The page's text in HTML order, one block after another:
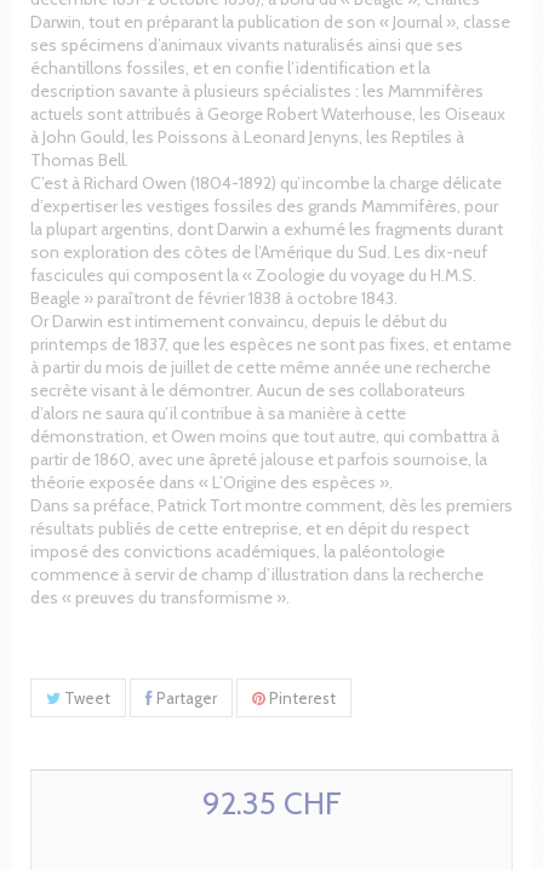
Darwin, tout en préparant la publication de son « Journal », classe
ses spécimens d’animaux vivants naturalisés ainsi que ses
échantillons fossiles, et en confie l’identification et la
description savante à plusieurs spécialistes : les Mammifères
actuels sont attribués à George Robert Waterhouse, les Oiseaux
à John Gould, les Poissons à Leonard Jenyns, les Reptiles à
Thomas Bell.
C’est à Richard Owen (1804-1892) qu’incombe la charge délicate
d’expertiser les vestiges fossiles des grands Mammifères, pour
la plupart argentins, dont Darwin a exhumé les fragments durant
son exploration des côtes de l’Amérique du Sud. Les dix-neuf
fascicules qui composent la « Zoologie du voyage du H.M.S.
Beagle » paraîtront de février 1838 à octobre 1843.
Or Darwin est intimement convaincu, depuis le début du
printemps de 1837, que les espèces ne sont pas fixes, et entame
à partir du mois de juillet de cette même année une recherche
secrète visant à le démontrer. Aucun de ses collaborateurs
d’alors ne saura qu’il contribue à sa manière à cette
démonstration, et Owen moins que tout autre, qui combattra à
partir de 1860, avec une âpreté jalouse et parfois sournoise, la
théorie exposée dans « L’Origine des espèces ».
Dans sa préface, Patrick Tort montre comment, dès les premiers
résultats publiés de cette entreprise, et en dépit du respect
imposé des convictions académiques, la paléontologie
commence à servir de champ d’illustration dans la recherche
des « preuves du transformisme ».
Tweet Partager Pinterest
92.35 CHF